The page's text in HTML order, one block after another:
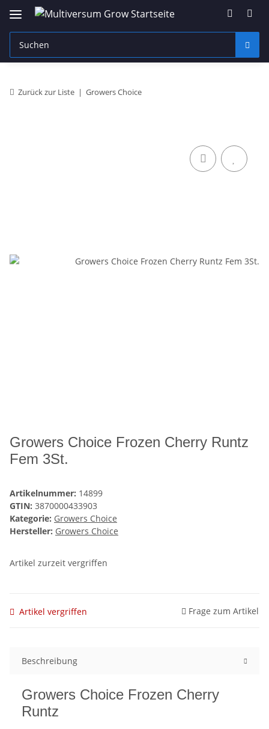
Zurück zur Liste Growers Choice
Growers Choice Frozen Cherry Runtz
Fem 3St.
Artikelnummer: 14899
GTIN: 3870000433903
Kategorie: Growers Choice
Hersteller: Growers Choice
Artikel zurzeit vergriffen
Artikel vergriffen Frage zum Artikel
Beschreibung
Growers Choice Frozen Cherry
Runtz